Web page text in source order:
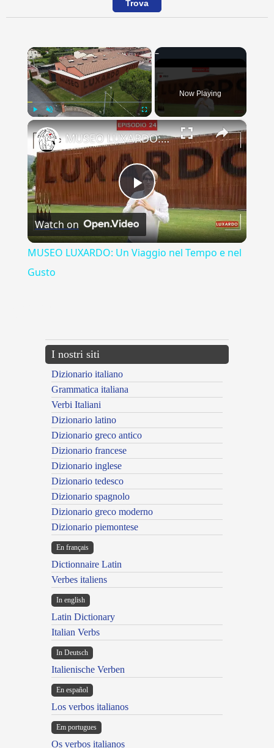
×
Fullscreen
Now Playing
×
Play
Video
MUSEO LUXARDO: Un Viaggio nel Tempo e nel Gusto
Watch on
MUSEO LUXARDO: Un Viaggio nel Tempo e nel
Gusto
I nostri siti
Dizionario italiano
Grammatica italiana
Verbi Italiani
Dizionario latino
Dizionario greco antico
Dizionario francese
Dizionario inglese
Dizionario tedesco
Dizionario spagnolo
Dizionario greco moderno
Dizionario piemontese
En français
Dictionnaire Latin
Verbes italiens
In english
Latin Dictionary
Italian Verbs
In Deutsch
Italienische Verben
En español
Los verbos italianos
Em portugues
Os verbos italianos